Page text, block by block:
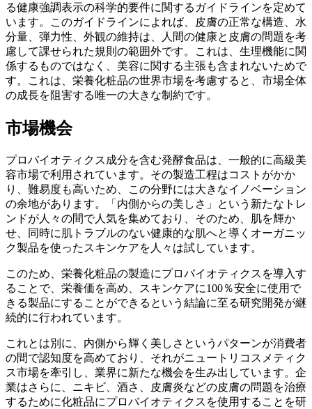
る健康強調表示の科学的要件に関するガイドラインを定めて
います。このガイドラインによれば、皮膚の正常な構造、水
分量、弾力性、外観の維持は、人間の健康と皮膚の問題を考
慮して課せられた規則の範囲外です。これは、生理機能に関
係するものではなく、美容に関する主張も含まれないためで
す。これは、栄養化粧品の世界市場を考慮すると、市場全体
の成長を阻害する唯一の大きな制約です。
市場機会
プロバイオティクス成分を含む発酵食品は、一般的に高級美
容市場で利用されています。その製造工程はコストがかか
り、難易度も高いため、この分野には大きなイノベーション
の余地があります。「内側からの美しさ」という新たなトレ
ンドが人々の間で人気を集めており、そのため、肌を輝か
せ、同時に肌トラブルのない健康的な肌へと導くオーガニッ
ク製品を使ったスキンケアを人々は試しています。
このため、栄養化粧品の製造にプロバイオティクスを導入す
ることで、栄養価を高め、スキンケアに100％安全に使用で
きる製品にすることができるという結論に至る研究開発が継
続的に行われています。
これとは別に、内側から輝く美しさというパターンが消費者
の間で認知度を高めており、それがニュートリコスメティク
ス市場を牽引し、業界に新たな機会を生み出しています。企
業はさらに、ニキビ、酒さ、皮膚炎などの皮膚の問題を治療
するために化粧品にプロバイオティクスを使用することを研